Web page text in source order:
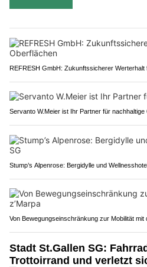
REFRESH GmbH: Zukunftssicherer Werterhalt
Servanto W.Meier ist Ihr Partner für nachhaltige
Stump’s Alpenrose: Bergidylle und
Von Bewegungseinschränkung zur Mobilität mit
Stadt St.Gallen SG:
Trottoirrand und verletzt